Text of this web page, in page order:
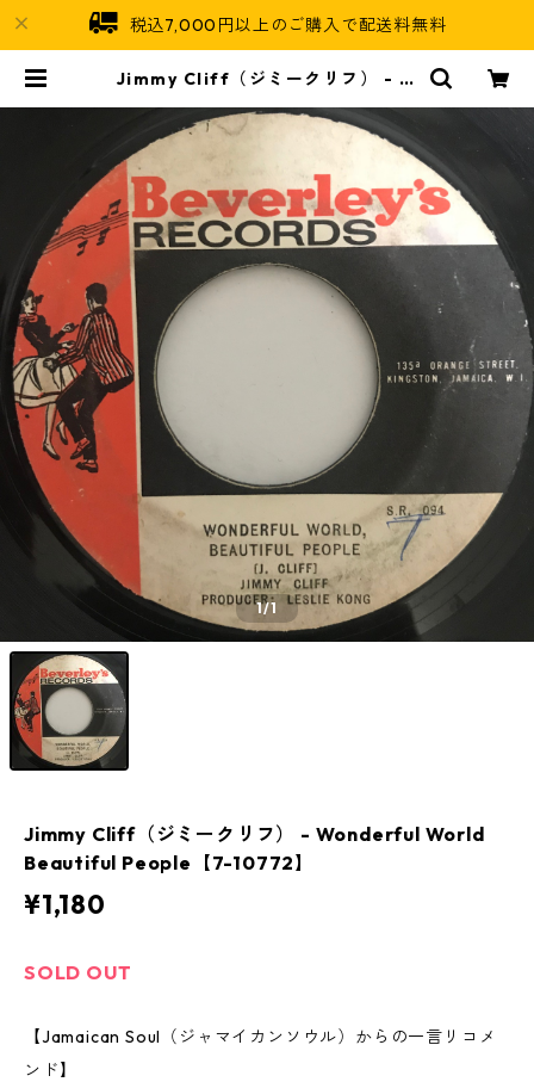
税込7,000円以上のご購入で配送料無料
Jimmy Cliff（ジミークリフ） - W
ple【7-10772】 | Jamaican Sou
1/1
Jimmy Cliff（ジミークリフ） - Wonderful World
Beautiful People【7-10772】
¥1,180
SOLD OUT
【Jamaican Soul（ジャマイカンソウル）からの一言リコメ
ンド】